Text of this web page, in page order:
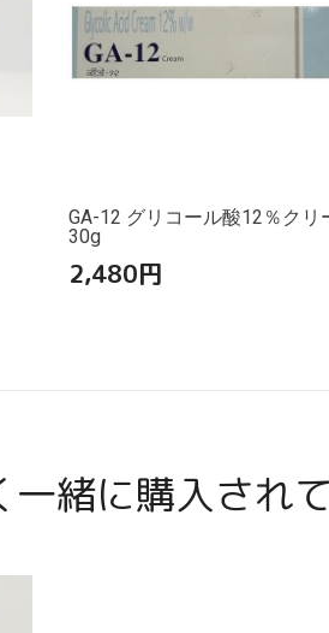
GA-12 グリコール酸12％クリ
30g
2,480円
一緒に購入され